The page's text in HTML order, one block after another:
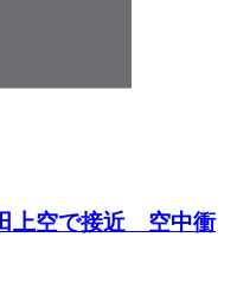
上空で接近 空中衝